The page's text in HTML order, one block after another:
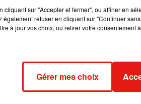
après avoir atteint la Floride en
Là encore, un mois de sueur, de
revenu la semaine dernière. En un
nuisaient pas à la santé. Retrouvez
cliquant sur "Accepter et fermer", ou affiner en
également refuser en cliquant sur "Continuer
à jour vos choix, ou retirer votre consentement
Gérer mes choix